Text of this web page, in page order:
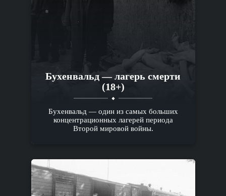
Бухенвальд — лагерь смерти
(18+)
Бухенвальд — один из самых больших
концентрационных лагерей периода
Второй мировой войны.